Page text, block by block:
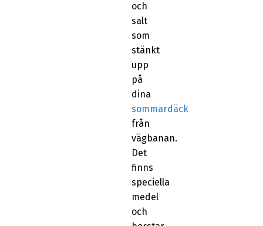
och
salt
som
stänkt
upp
på
dina
sommardäck
från
vägbanan.
Det
finns
speciella
medel
och